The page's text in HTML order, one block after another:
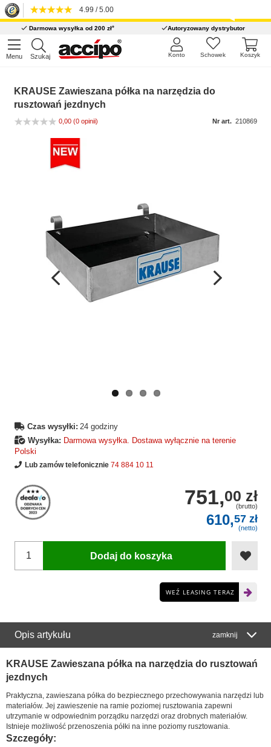
4.99 / 5.00
Darmowa wysyłka od 200 zł* Autoryzowany dystrybutor
Menu Szukaj Koszyk
Schowek
Konto
KRAUSE Zawieszana półka na narzędzia do
rusztowań jezdnych
0,00 (0 opinii) Nr art. 210869
Wcześniejsza
Czas wysyłki: 24 godziny
Wysyłka: Darmowa wysyłka. Dostawa wyłącznie na terenie
Polski
Lub zamów telefonicznie 74 884 10 11
751,00 zł
(brutto)
610,57 zł
(netto)
Dodaj do koszyka
WEŹ LEASING TERAZ
Opis artykułu zamknij
KRAUSE Zawieszana półka na narzędzia do rusztowań
jezdnych
Praktyczna, zawieszana półka do bezpiecznego przechowywania narzędzi lub
materiałów. Jej zawieszenie na ramie poziomej rusztowania zapewni
utrzymanie w odpowiednim porządku narzędzi oraz drobnych materiałów.
Istnieje możliwość przenoszenia półki na inne poziomy rusztowania.
Szczegóły: